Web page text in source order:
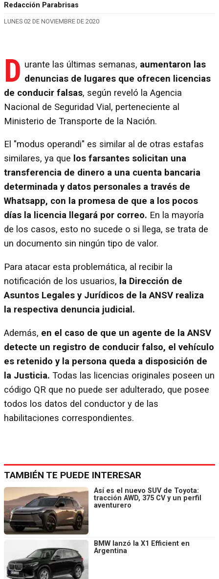
Redacción Parabrisas
LUNES 02 DE NOVIEMBRE DE 2020
D urante las últimas semanas, aumentaron las
denuncias de lugares que ofrecen licencias
de conducir falsas, según reveló la Agencia
Nacional de Seguridad Vial, perteneciente al
Ministerio de Transporte de la Nación.
El "modus operandi" es similar al de otras estafas
similares, ya que los farsantes solicitan una
transferencia de dinero a una cuenta bancaria
determinada y datos personales a través de
Whatsapp, con la promesa de que a los pocos
días la licencia llegará por correo. En la mayoría
de los casos, esto no sucede o si llega, se trata de
un documento sin ningún tipo de valor.
Para atacar esta problemática, al recibir la
notificación de los usuarios, la Dirección de
Asuntos Legales y Jurídicos de la ANSV realiza
la respectiva denuncia judicial.
Además, en el caso de que un agente de la ANSV
detecte un registro de conducir falso, el vehículo
es retenido y la persona queda a disposición de
la Justicia. Todas las licencias originales poseen un
código QR que no puede ser adulterado, que posee
todos los datos del conductor y de las
habilitaciones correspondientes.
TAMBIÉN TE PUEDE INTERESAR
Así es el nuevo SUV de Toyota:
tracción AWD, 375 CV y un perfil
aventurero
BMW lanzó la X1 Efficient en
Argentina